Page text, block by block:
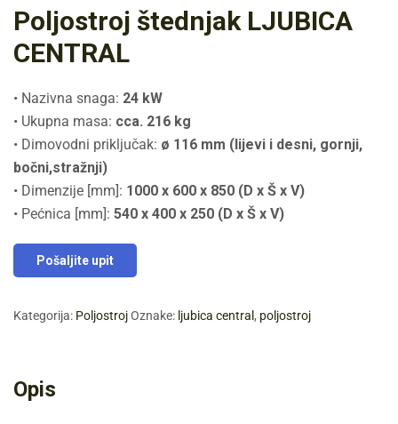
Poljostroj štednjak LJUBICA
CENTRAL
• Nazivna snaga: 24 kW
• Ukupna masa: cca. 216 kg
• Dimovodni priključak: ø 116 mm (lijevi i desni, gornji,
bočni,stražnji)
• Dimenzije [mm]: 1000 x 600 x 850 (D x Š x V)
• Pećnica [mm]: 540 x 400 x 250 (D x Š x V)
Pošaljite upit
Kategorija: PoljostrojOznake: ljubica central , poljostroj
Opis